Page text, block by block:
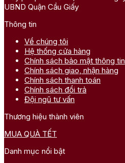
UBND Quận Cầu Giấy
Thông tin
Về chúng tôi
Hệ thống cửa hàng
Chính sách bảo mật thông tin
Chính sách giao, nhận hàng
Chính sách thanh toán
Chính sách đổi trả
Đội ngũ tư vấn
Thương hiệu thành viên
MUA QUÀ TẾT
Danh mục nổi bật